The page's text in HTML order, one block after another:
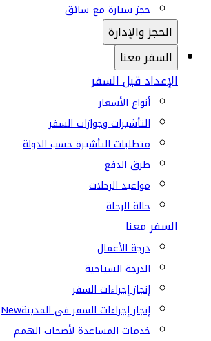
حجز سيارة مع سائق
الحجز والإدارة
السفر معنا
الإعداد قبل السفر
أنواع الأسعار
التأشيرات وجوازات السفر
متطلبات التأشيرة حسب الدولة
طرق الدفع
مواعيد الرحلات
حالة الرحلة
السفر معنا
درجة الأعمال
الدرجة السياحية
إنجاز إجراءات السفر
إنجاز إجراءات السفر في المدينةNew
خدمات المساعدة لأصحاب الهمم